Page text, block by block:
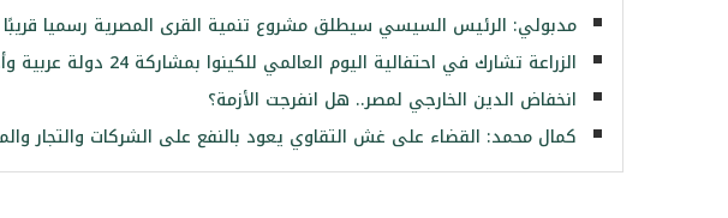
مدبولي: الرئيس السيسي سيطلق مشروع تنمية القرى المصرية رسميا قريبًا
الزراعة تشارك في احتفالية اليوم العالمي للكينوا بمشاركة 24 دولة عربية وأجنبية
انخفاض الدين الخارجي لمصر.. هل انفرجت الأزمة؟
كمال محمد: القضاء على غش التقاوي يعود بالنفع على الشركات والتجار